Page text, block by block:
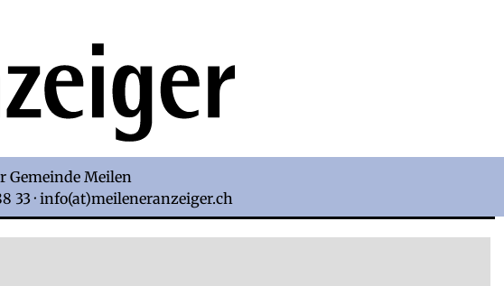
Gemeinde Meilen
33 · info(at)meileneranzeiger.ch